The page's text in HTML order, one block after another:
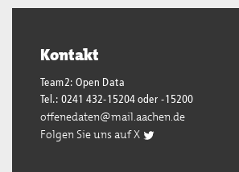
Kontakt
Team2: Open Data
Tel.: 0241 432-15204 oder -15200
offenedaten@mail.aachen.de
Folgen Sie uns auf X